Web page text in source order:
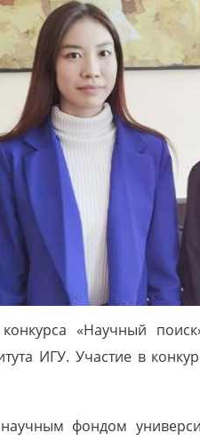
«Научный
ИГУ. Участие в
фондом